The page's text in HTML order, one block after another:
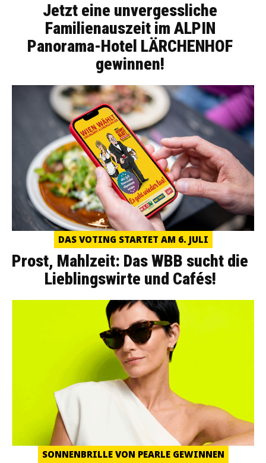
Jetzt eine unvergessliche
Familienauszeit im ALPIN
Panorama-Hotel LÄRCHENHOF
gewinnen!
DAS VOTING STARTET AM 6. JULI
Prost, Mahlzeit: Das WBB sucht die
Lieblingswirte und Cafés!
SONNENBRILLE VON PEARLE GEWINNEN